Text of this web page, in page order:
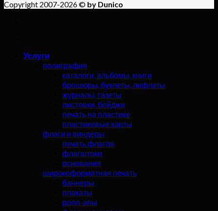
Copyright 2007-2026 © by Dunico
Услуги
полиграфия
каталоги, альбомы, книги
брошюры, буклеты, лифлеты
журналы, газеты
листовки, бейджи
печать на пластике
пластиковые карты
флаги и виндеры
печать флагов
флагштоки
основания
широкоформатная печать
баннеры
плакаты
ролл-апы